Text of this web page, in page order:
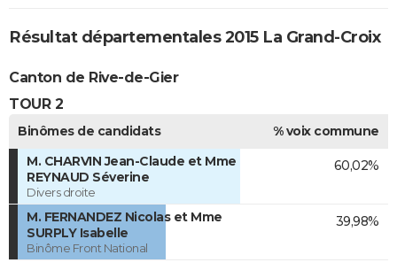
Résultat départementales 2015 La Grand-Croix
Canton de Rive-de-Gier
TOUR 2
Binômes de candidats
% voix commune
M. CHARVIN Jean-Claude et Mme
REYNAUD Séverine
Divers droite
60,02%
M. FERNANDEZ Nicolas et Mme
SURPLY Isabelle
Binôme Front National
39,98%